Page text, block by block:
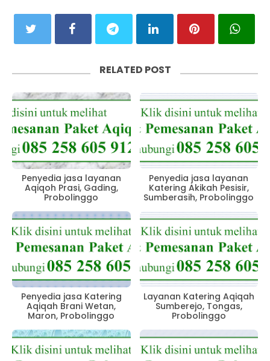
RELATED POST
Penyedia jasa layanan
Aqiqoh Prasi, Gading,
Probolinggo
Penyedia jasa layanan
Katering Akikah Pesisir,
Sumberasih, Probolinggo
Penyedia jasa Katering
Aqiqah Brani Wetan,
Maron, Probolinggo
Layanan Katering Aqiqah
Sumberejo, Tongas,
Probolinggo